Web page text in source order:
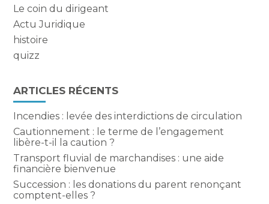
Le coin du dirigeant
Actu Juridique
histoire
quizz
ARTICLES RÉCENTS
Incendies : levée des interdictions de circulation
Cautionnement : le terme de l’engagement
libère-t-il la caution ?
Transport fluvial de marchandises : une aide
financière bienvenue
Succession : les donations du parent renonçant
comptent-elles ?